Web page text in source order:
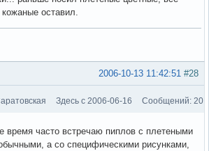
оставил.
#28
2006-10-13 11:42:51
Здесь с 2006-06-16 Сообщений: 20
время часто встречаю пиплов с плетеными
а со специфическими рисунками,